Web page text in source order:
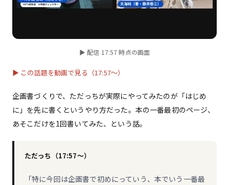
▶ 配信 17:57 時点の画面
▶ この話題を動画で見る（17:57〜）
企画書づくりで、ただっちが実際にやってみたのが「はじめ
に」を先に書くというやり方だった。本の一番最初のページ、
あそこだけを1回書いてみた、という話。
ただっち（17:57〜）
「特に今回は企画書で初めにっていう、本でいう一番最